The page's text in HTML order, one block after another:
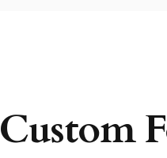
Custom